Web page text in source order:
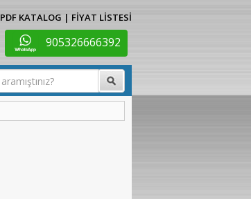
PDF KATALOG | FİYAT LİSTESİ
905326666392